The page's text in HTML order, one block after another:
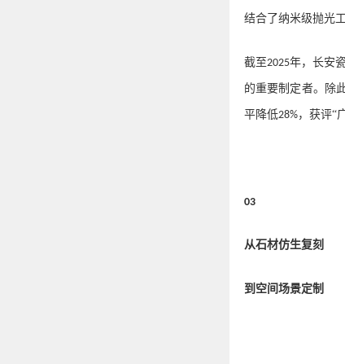
结合 了纳米级抛光
截至2025年，长安
的重要制定者。 除
平降低28%，获评“
03
从石材仿生复刻
到 空间 场景定制